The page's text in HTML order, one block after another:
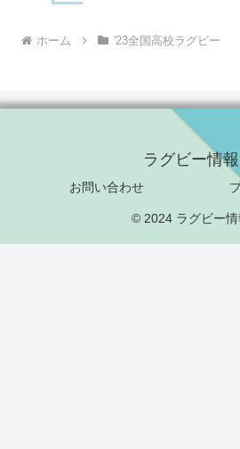
ホーム '23全国高校ラグビー
ラグビー情
お問い合わせ
© 2024 ラグビー情